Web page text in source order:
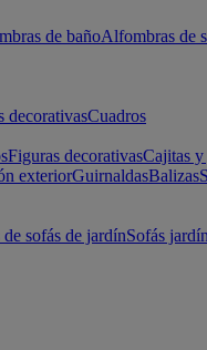
de bañoAlfombras de
decorativasCuadros
Figuras decorativasCajitas
exteriorGuirnaldasBalizas
sofás de jardínSofás jardín